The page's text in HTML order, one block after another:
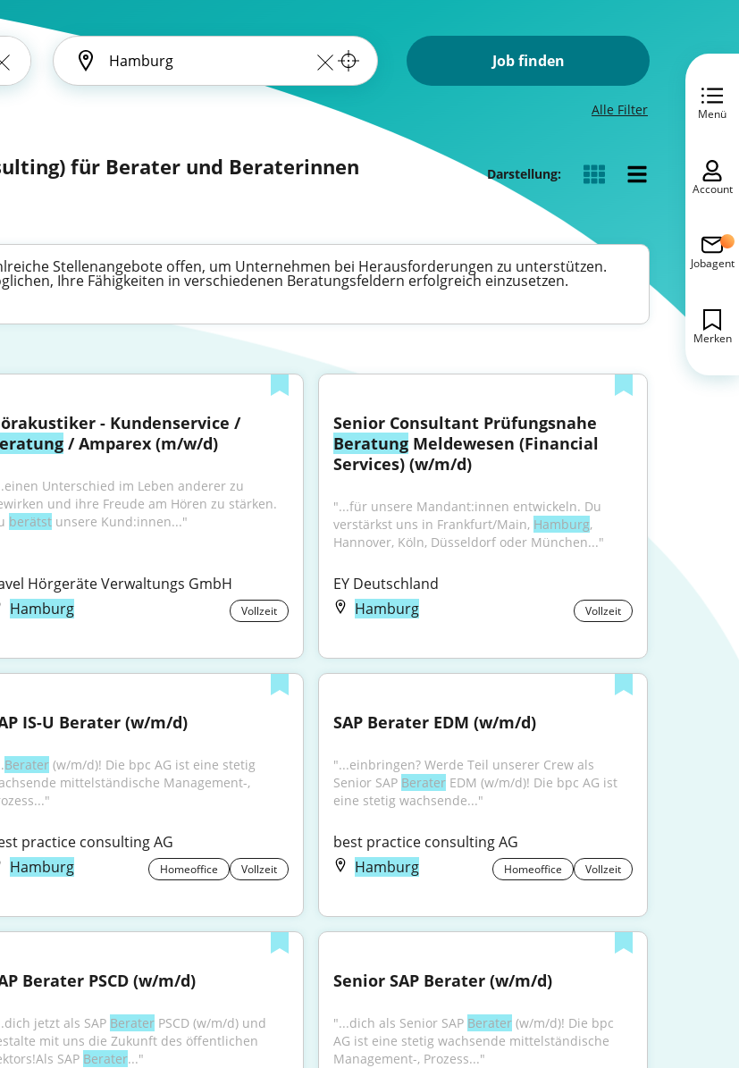
Job finden
Alle Filter
für Berater und Beraterinnen Darstellung:
Stellenangebote offen, um Unternehmen bei Herausforderungen zu unterstützen.
Ihre Fähigkeiten in verschiedenen Beratungsfeldern erfolgreich einzusetzen.
Hörakustiker - Kundenservice /
/ Amparex (m/w/d)
Unterschied im Leben anderer zu
und ihre Freude am Hören zu stärken.
berätst unsere Kund:innen..."
Hörgeräte Verwaltungs GmbH
Hamburg
Vollzeit
Beratung Meldewesen (Financial
Services) (w/m/d)
"...für unsere Mandant:innen entwickeln. Du
verstärkst uns in Frankfurt/Main, Hamburg,
Hannover, Köln, Düsseldorf oder München..."
EY Deutschland
Hamburg
Vollzeit
IS-U Berater (w/m/d)
Berater (w/m/d)! Die bpc AG ist eine stetig
mittelständische Management-,
practice consulting AG
Hamburg
Homeoffice Vollzeit
SAP Berater EDM (w/m/d)
"...einbringen? Werde Teil unserer Crew als
Senior SAP Berater EDM (w/m/d)! Die bpc AG ist
eine stetig wachsende..."
best practice consulting AG
Hamburg
Homeoffice Vollzeit
Berater PSCD (w/m/d)
jetzt als SAP Berater PSCD (w/m/d) und
mit uns die Zukunft des öffentlichen
SAP Berater..."
Senior SAP Berater (w/m/d)
"...dich als Senior SAP Berater (w/m/d)! Die bpc
AG ist eine stetig wachsende mittelständische
Management-, Prozess..."
Menü
Account
Jobagent
Merken